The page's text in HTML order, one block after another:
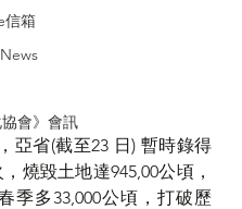
信箱
協會》會訊
亞省(截至23 日) 暫時錄得
燒毀土地達945,00公頃，
季多33,000公頃，打破歷